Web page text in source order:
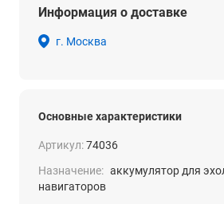
Информация о доставке
г. Москва
Основные характеристики
Артикул:74036
Назначение: аккумулятор для
навигаторов